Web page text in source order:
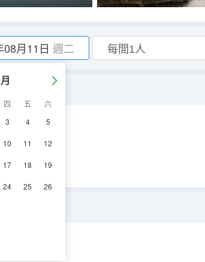
08月11日 週二
四 五
六
3 4 5
10 11 12
17 18 19
24 25 26
電視機